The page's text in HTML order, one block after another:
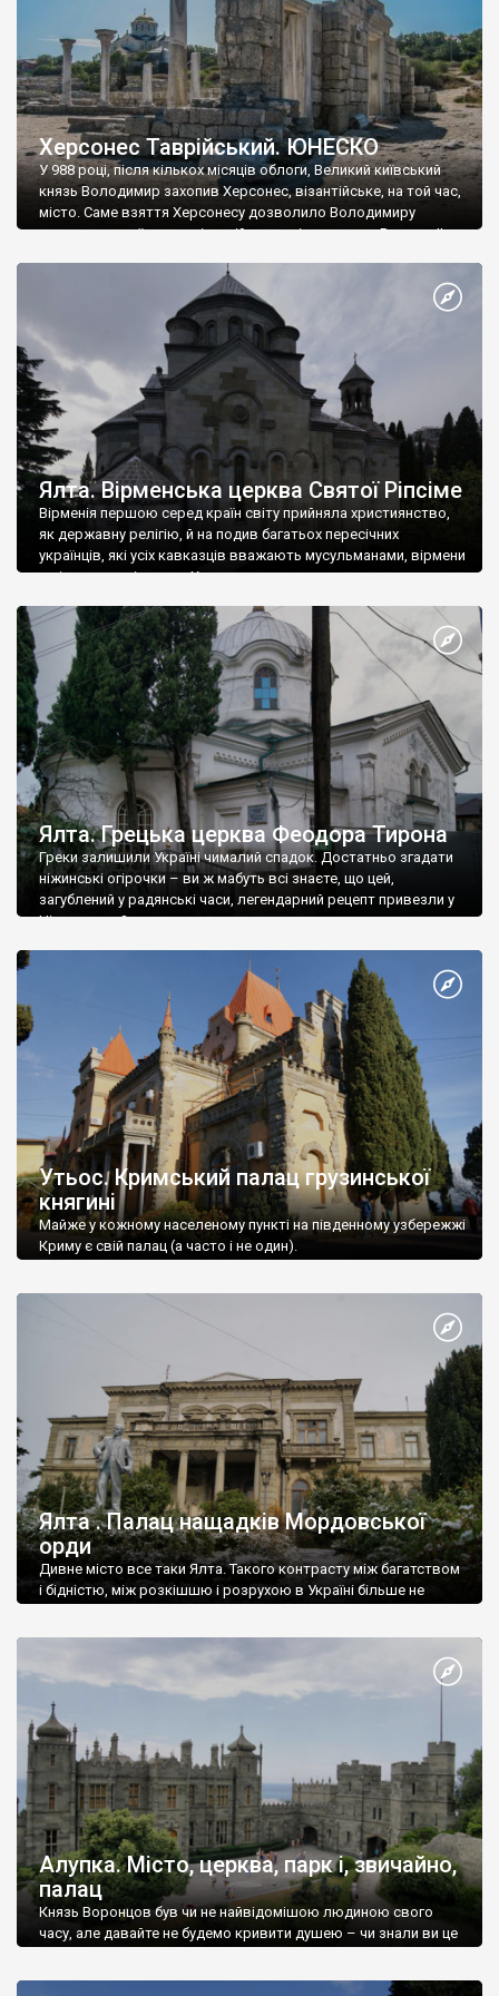
Херсонес Таврійський. ЮНЕСКО
У 988 році, після кількох місяців облоги, Великий київський
князь Володимир захопив Херсонес, візантійське, на той час,
місто. Саме взяття Херсонесу дозволило Володимиру
диктувати свої умови візантійському імператору Василю ІІ, та
Херсонесі Володимир-язичник, став Василем-християнином.
А потім було Хрещення Русі. На честь Херсонесу Таврійського
Ялта. Вірменська церква Святої Ріпсіме
Вірменія першою серед країн світу прийняла християнство,
як державну релігію, й на подив багатьох пересічних
українців, які усіх кавказців вважають мусульманами, вірмени
є відданими вірянами Христа
Ялта. Грецька церква Феодора Тирона
Греки залишили Україні чималий спадок. Достатньо згадати
ніжинські огірочки – ви ж мабуть всі знаєте, що цей,
загублений у радянські часи, легендарний рецепт привезли у
Ніжин греки?
Утьос. Кримський палац грузинської
княгині
Майже у кожному населеному пункті на південному узбережжі
Криму є свій палац (а часто і не один).
Ялта . Палац нащадків Мордовської
орди
Дивне місто все таки Ялта. Такого контрасту між багатством
і бідністю, між розкішшю і розрухою в Україні більше не
Алупка. Місто, церква, парк і, звичайно,
палац
Князь Воронцов був чи не найвідомішою людиною свого
часу, але давайте не будемо кривити душею – чи знали ви це